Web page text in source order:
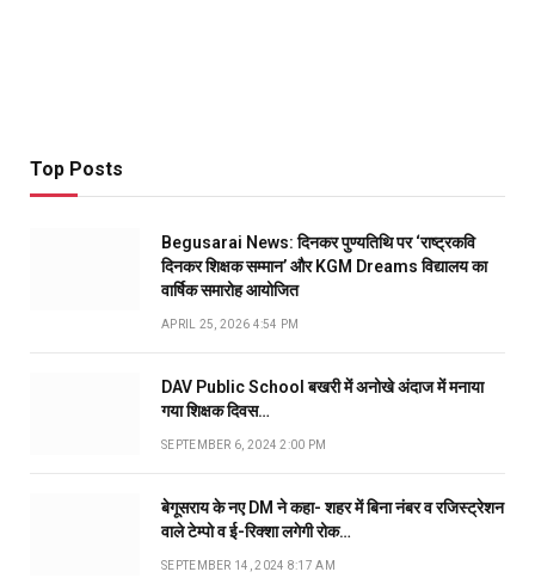
Top Posts
Begusarai News: दिनकर पुण्यतिथि पर ‘राष्ट्रकवि
दिनकर शिक्षक सम्मान’ और KGM Dreams विद्यालय का
वार्षिक समारोह आयोजित
APRIL 25, 2026 4:54 PM
DAV Public School बखरी में अनोखे अंदाज में मनाया
गया शिक्षक दिवस…
SEPTEMBER 6, 2024 2:00 PM
बेगूसराय के नए DM ने कहा- शहर में बिना नंबर व रजिस्ट्रेशन
वाले टेम्पो व ई-रिक्शा लगेगी रोक…
SEPTEMBER 14, 2024 8:17 AM